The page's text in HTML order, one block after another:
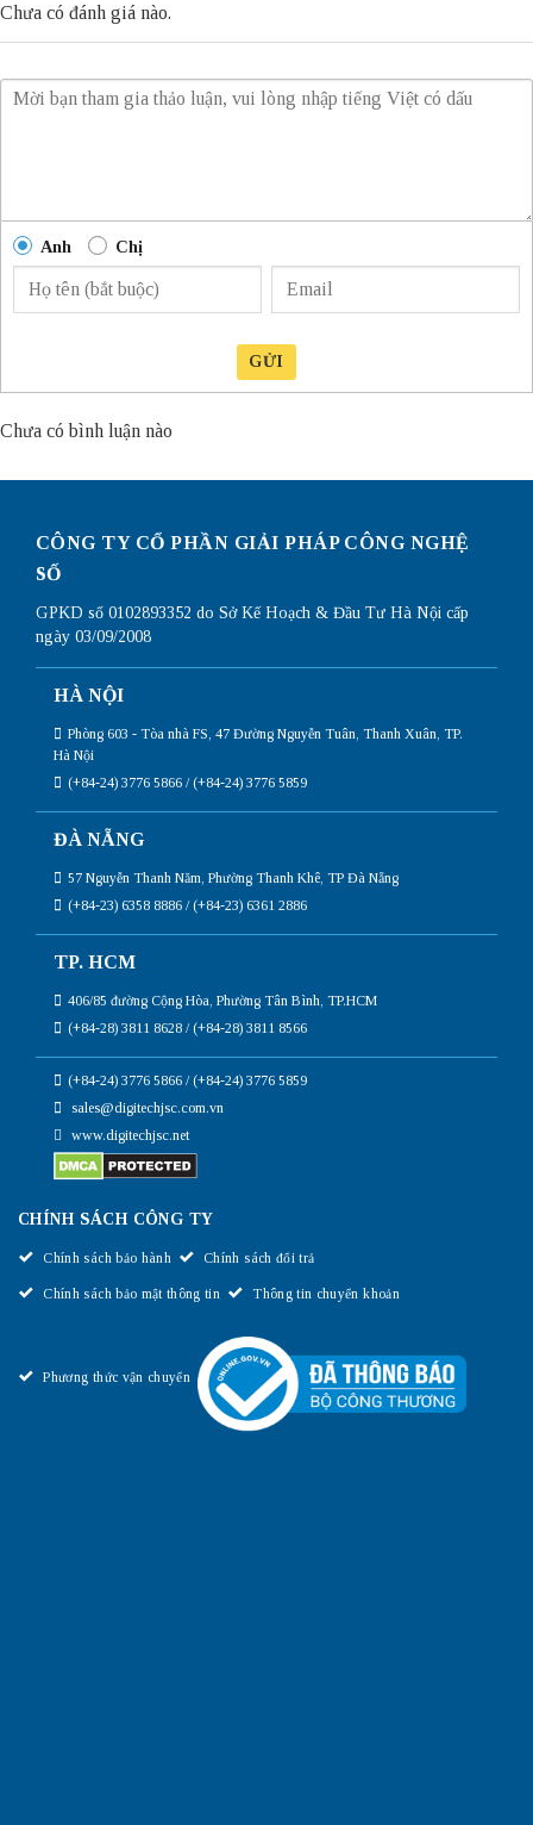
Chưa có đánh giá nào.
Anh Chị
GỬI
Chưa có bình luận nào
CÔNG TY CỔ PHẦN GIẢI PHÁP CÔNG NGHỆ
SỐ
GPKD số 0102893352 do Sở Kế Hoạch & Đầu Tư Hà Nội cấp
ngày 03/09/2008
HÀ NỘI
Phòng 603 - Tòa nhà FS, 47 Đường Nguyễn Tuân, Thanh Xuân, TP.
Hà Nội
(+84-24) 3776 5866 / (+84-24) 3776 5859
ĐÀ NẴNG
57 Nguyễn Thanh Năm, Phường Thanh Khê, TP Đà Nẵng
(+84-23) 6358 8886 / (+84-23) 6361 2886
TP. HCM
406/85 đường Cộng Hòa, Phường Tân Bình, TP.HCM
(+84-28) 3811 8628 / (+84-28) 3811 8566
(+84-24) 3776 5866 / (+84-24) 3776 5859
sales@digitechjsc.com.vn
www.digitechjsc.net
CHÍNH SÁCH CÔNG TY
Chính sách bảo hành Chính sách đổi trả
Chính sách bảo mật thông tin Thông tin chuyển khoản
Phương thức vận chuyển